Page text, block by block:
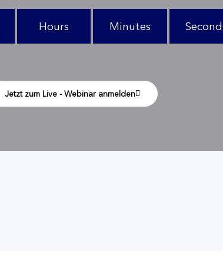
Hours Minutes
Jetzt zum Live - Webinar anmelden